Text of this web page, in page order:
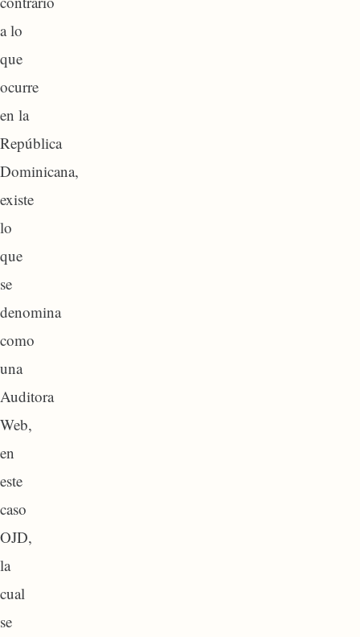
a lo
que
ocurre
en la
República
Dominicana,
existe
lo
que
se
denomina
como
una
Auditora
Web,
en
este
caso
OJD,
la
cual
se